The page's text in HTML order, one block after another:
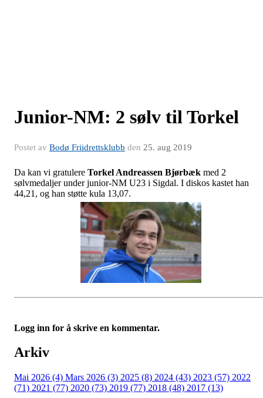
Junior-NM: 2 sølv til Torkel
Postet av Bodø Friidrettsklubb den 25. aug 2019
Da kan vi gratulere Torkel Andreassen Bjørbæk med 2
sølvmedaljer under junior-NM U23 i Sigdal. I diskos kastet han
44,21, og han støtte kula 13,07.
Logg inn for å skrive en kommentar.
Arkiv
Mai 2026 (4) Mars 2026 (3) 2025 (8) 2024 (43) 2023 (57) 2022
(71) 2021 (77) 2020 (73) 2019 (77) 2018 (48) 2017 (13)